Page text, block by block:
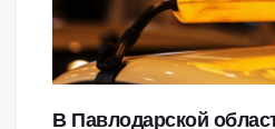
В Павлодарской